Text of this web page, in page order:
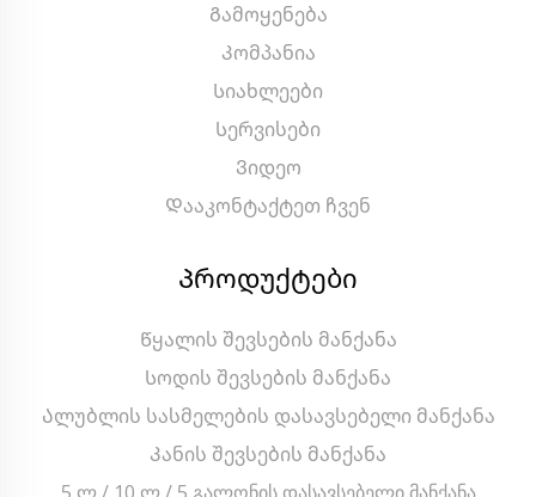
Გამოყენება
Კომპანია
Სიახლეები
Სერვისები
Ვიდეო
Დააკონტაქტეთ ჩვენ
Პროდუქტები
Წყალის შევსების მანქანა
Სოდის შევსების მანქანა
Ალუბლის სასმელების დასავსებელი მანქანა
Კანის შევსების მანქანა